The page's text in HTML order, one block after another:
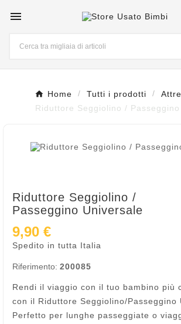

Home Tutti i prodotti
Riduttore Seggiolino /
Riduttore Seggiolino /
Passeggino Universale
9,90 €
Spedito in tutta Italia
Riferimento: 200085
Rendi il viaggio con il tuo bambino più
con il Riduttore Seggiolino/Passeggino
Perfetto per lunghe passeggiate o